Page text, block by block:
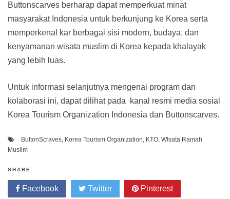
Buttonscarves berharap dapat memperkuat minat
masyarakat Indonesia untuk berkunjung ke Korea serta
memperkenal kar berbagai sisi modern, budaya, dan
kenyamanan wisata muslim di Korea kepada khalayak
yang lebih luas.
Untuk informasi selanjutnya mengenai program dan
kolaborasi ini, dapat dilihat pada kanal resmi media sosial
Korea Tourism Organization Indonesia dan Buttonscarves.
ButtonScraves, Korea Tourism Organization, KTO, WIsata Ramah
Muslim
SHARE
Facebook Twitter Pinterest